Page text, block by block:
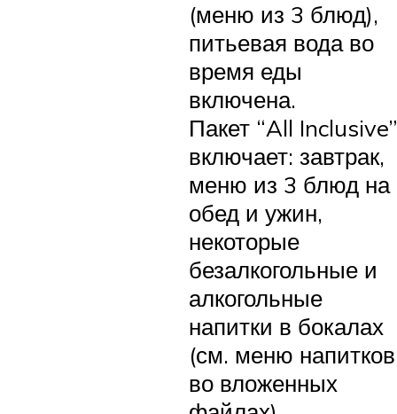
(меню из 3 блюд),
питьевая вода во
время еды
включена.
Пакет “All Inclusive”
включает: завтрак,
меню из 3 блюд на
обед и ужин,
некоторые
безалкогольные и
алкогольные
напитки в бокалах
(см. меню напитков
во вложенных